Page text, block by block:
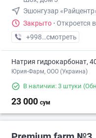
Эшонгузар
Закрыто · Откроется
+998 (95) XXX-XX-XX
смотреть
Натрия гидрокарбонат,
Юрия-Фарм, ООО (Украина)
В наличии: 3 штуки
23 000 сум